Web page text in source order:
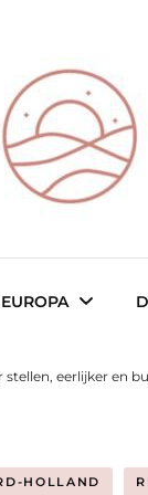
EUROPA
stellen, eerlijker en
HOLLAND